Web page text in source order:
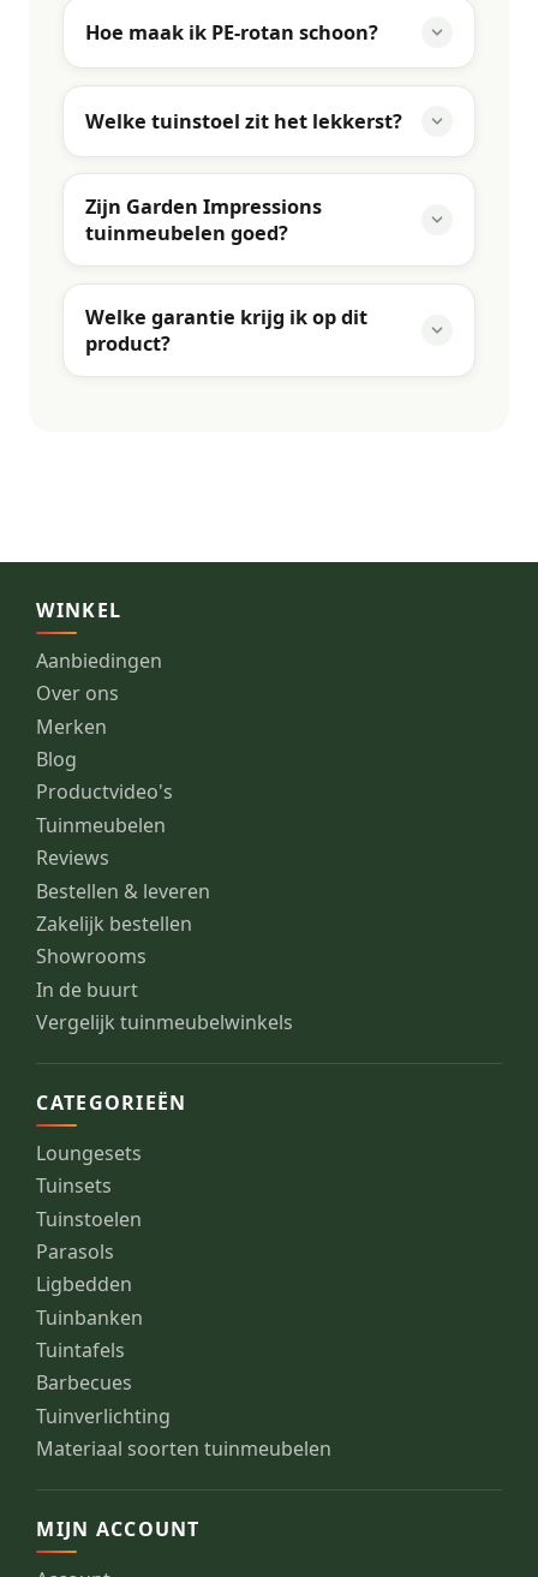
Hoe maak ik PE-rotan schoon?
Welke tuinstoel zit het lekkerst?
Zijn Garden Impressions
tuinmeubelen goed?
Welke garantie krijg ik op dit
product?
WINKEL
Aanbiedingen
Over ons
Merken
Blog
Productvideo's
Tuinmeubelen
Reviews
Bestellen & leveren
Zakelijk bestellen
Showrooms
In de buurt
Vergelijk tuinmeubelwinkels
CATEGORIEËN
Loungesets
Tuinsets
Tuinstoelen
Parasols
Ligbedden
Tuinbanken
Tuintafels
Barbecues
Tuinverlichting
Materiaal soorten tuinmeubelen
MIJN ACCOUNT